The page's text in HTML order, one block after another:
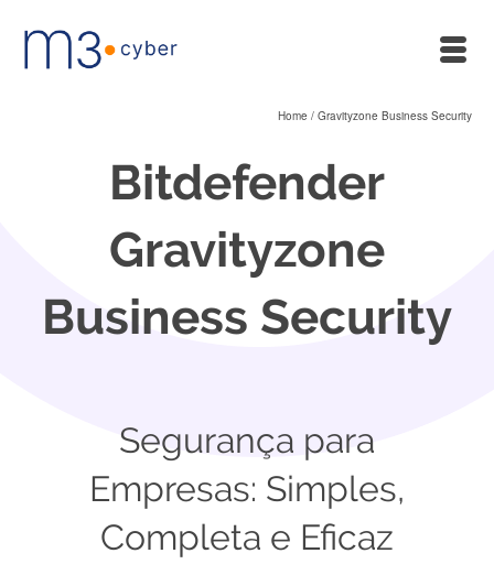
Home / Gravityzone Business Security
Bitdefender
Gravityzone
Business Security
Segurança para
Empresas: Simples,
Completa e Eficaz